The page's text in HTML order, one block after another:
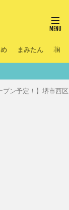
まみたん 暮ら
プン予定！】堺市西